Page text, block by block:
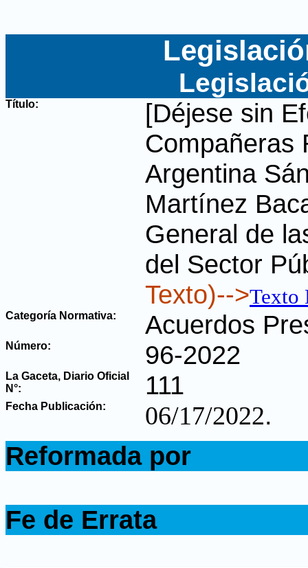
Título:
[Déjese sin
Compañeras
Argentina
Martínez
General de
del Sector
Texto)-->Texto
Categoría Normativa: Acuerdos
Número: 96-2022
La Gaceta, Diario Oficial
N°: 111
Fecha Publicación: 06/17/2022.
Reformada por
Fe de Errata